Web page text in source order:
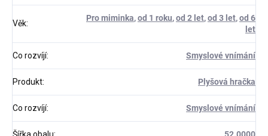
Věk:
Pro miminka,od 1 roku,od 2 let,od 3 let,od 6
let
Co rozvíjí: Smyslové vnímání
Produkt: Plyšová hračka
Co rozvíjí: Smyslové vnímání